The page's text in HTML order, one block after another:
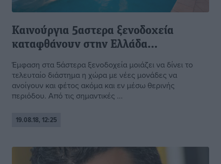
Καινούργια 5αστερα ξενοδοχεία
καταφθάνουν στην Ελλάδα…
Έμφαση στα 5άστερα ξενοδοχεία μοιάζει να δίνει το
τελευταίο διάστημα η χώρα με νέες μονάδες να
ανοίγουν και φέτος ακόμα και εν μέσω θερινής
περιόδου. Από τις σημαντικές ...
19.08.18, 12:25